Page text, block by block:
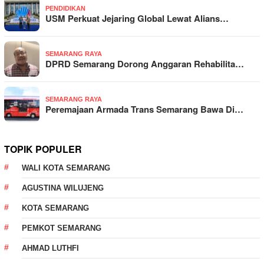
PENDIDIKAN
USM Perkuat Jejaring Global Lewat Alians…
SEMARANG RAYA
DPRD Semarang Dorong Anggaran Rehabilita…
SEMARANG RAYA
Peremajaan Armada Trans Semarang Bawa Di…
TOPIK POPULER
WALI KOTA SEMARANG
AGUSTINA WILUJENG
KOTA SEMARANG
PEMKOT SEMARANG
AHMAD LUTHFI